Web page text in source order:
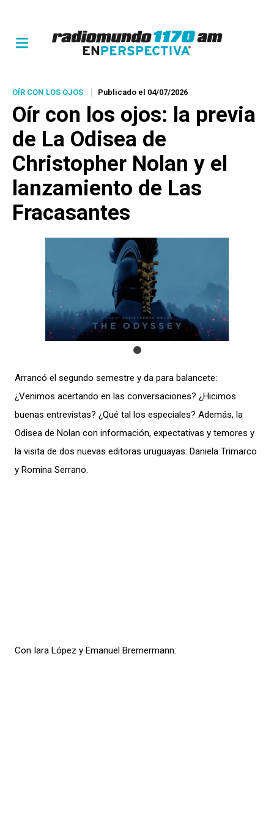
OÍR CON LOS OJOS Publicado el 04/07/2026
Oír con los ojos: la previa
de La Odisea de
Christopher Nolan y el
lanzamiento de Las
Fracasantes
Arrancó el segundo semestre y da para balancete:
¿Venimos acertando en las conversaciones? ¿Hicimos
buenas entrevistas? ¿Qué tal los especiales? Además, la
Odisea de Nolan con información, expectativas y temores y
la visita de dos nuevas editoras uruguayas: Daniela Trimarco
y Romina Serrano.
Con Iara López y Emanuel Bremermann: